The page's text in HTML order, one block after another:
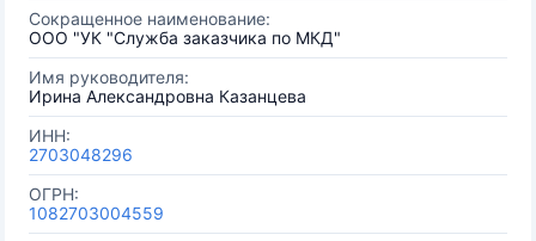
Сокращенное наименование:
ООО "УК "Служба заказчика по МКД"
Имя руководителя:
Ирина Александровна Казанцева
ИНН:
2703048296
ОГРН:
1082703004559